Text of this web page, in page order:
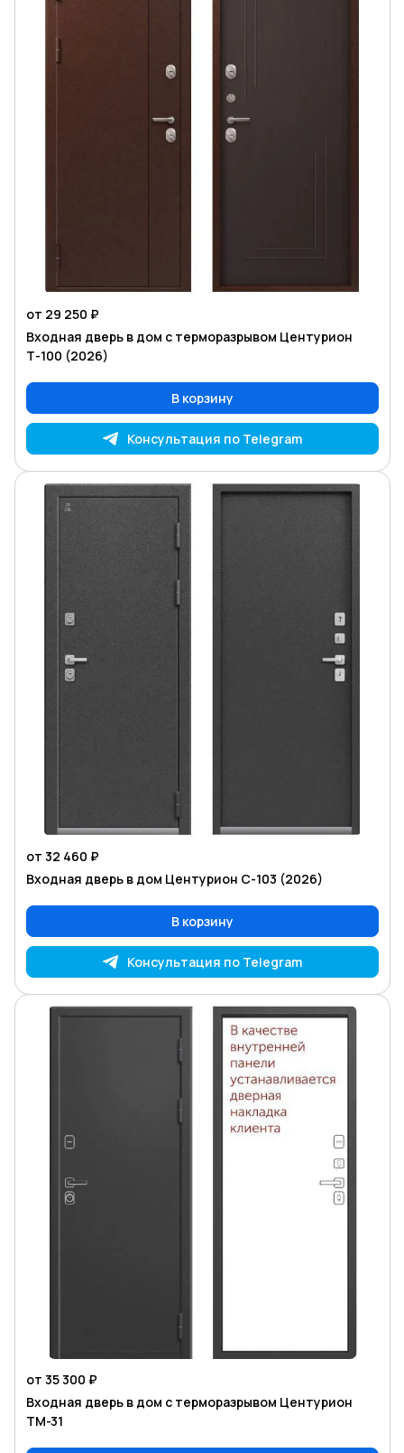
от 29 250 ₽
Входная дверь в дом с терморазрывом Центурион
Т-100 (2026)
В корзину
Консультация по Telegram
от 32 460 ₽
Входная дверь в дом Центурион C-103 (2026)
В корзину
Консультация по Telegram
от 35 300 ₽
Входная дверь в дом с терморазрывом Центурион
TM-31